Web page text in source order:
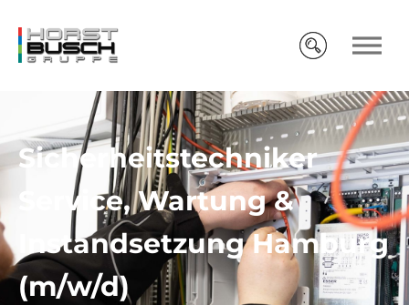
Sicherheits­techniker
Service, Wartung &
Instand­setzung Hamburg
(m/w/d)